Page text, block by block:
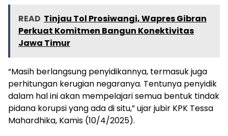
READ Tinjau Tol Prosiwangi, Wapres Gibran
Perkuat Komitmen Bangun Konektivitas
Jawa Timur
“Masih berlangsung penyidikannya, termasuk juga
perhitungan kerugian negaranya. Tentunya penyidik
dalam hal ini akan mempelajari semua bentuk tindak
pidana korupsi yang ada di situ,” ujar jubir KPK Tessa
Mahardhika, Kamis (10/4/2025).